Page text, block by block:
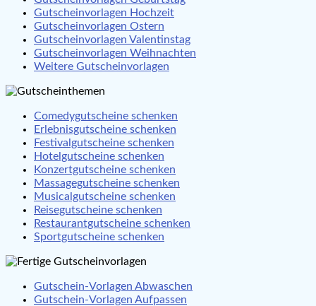
Gutscheinvorlagen Hochzeit
Gutscheinvorlagen Ostern
Gutscheinvorlagen Valentinstag
Gutscheinvorlagen Weihnachten
Weitere Gutscheinvorlagen
Comedygutscheine schenken
Erlebnisgutscheine schenken
Festivalgutscheine schenken
Hotelgutscheine schenken
Konzertgutscheine schenken
Massagegutscheine schenken
Musicalgutscheine schenken
Reisegutscheine schenken
Restaurantgutscheine schenken
Sportgutscheine schenken
Gutschein-Vorlagen Abwaschen
Gutschein-Vorlagen Aufpassen